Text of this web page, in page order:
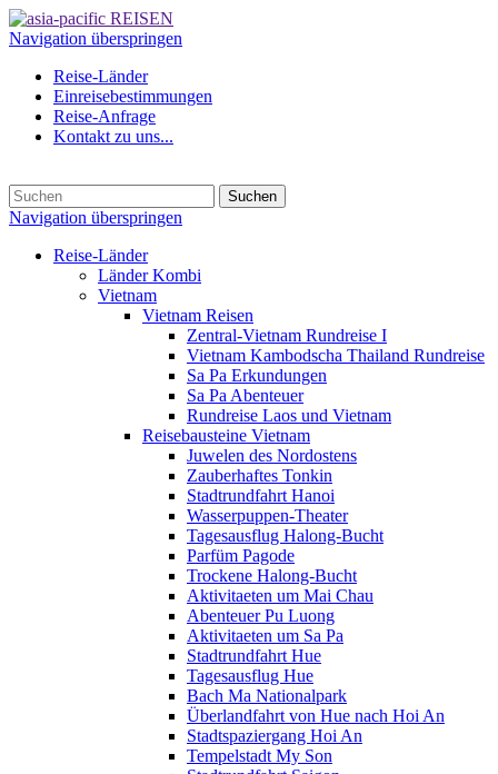
Navigation überspringen
Reise-Länder
Einreisebestimmungen
Reise-Anfrage
Kontakt zu uns...
Suchen
Navigation überspringen
Reise-Länder
Länder Kombi
Vietnam
Vietnam Reisen
Zentral-Vietnam Rundreise I
Vietnam Kambodscha Thailand Rundreise
Sa Pa Erkundungen
Sa Pa Abenteuer
Rundreise Laos und Vietnam
Reisebausteine Vietnam
Juwelen des Nordostens
Zauberhaftes Tonkin
Stadtrundfahrt Hanoi
Wasserpuppen-Theater
Tagesausflug Halong-Bucht
Parfüm Pagode
Trockene Halong-Bucht
Aktivitaeten um Mai Chau
Abenteuer Pu Luong
Aktivitaeten um Sa Pa
Stadtrundfahrt Hue
Tagesausflug Hue
Bach Ma Nationalpark
Überlandfahrt von Hue nach Hoi An
Stadtspaziergang Hoi An
Tempelstadt My Son